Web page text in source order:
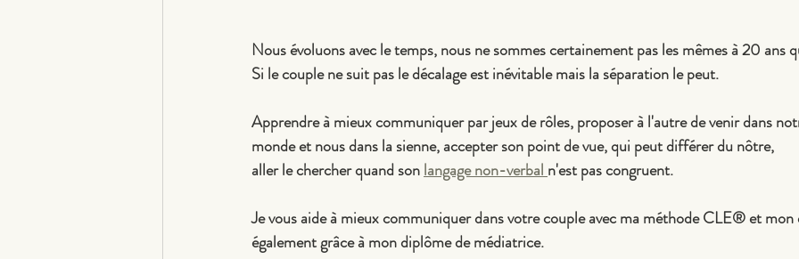
Nous évoluons avec le temps, nous ne sommes certainement pas les mêmes à 20 ans
Si le couple ne suit pas le décalage est inévitable mais la séparation le peut.
Apprendre à mieux communiquer par jeux de rôles, proposer à l'autre de venir dans
monde et nous dans la sienne, accepter son point de vue, qui peut différer du nôtre,
aller le chercher quand son langage non-verbal n'est pas congruent.
Je vous aide à mieux communiquer dans votre couple avec ma méthode CLE® et mon
également grâce à mon diplôme de médiatrice.